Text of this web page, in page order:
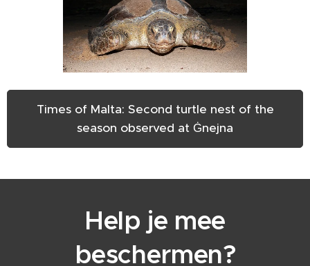
Times of Malta: Second turtle nest of the
season observed at Ġnejna
Help je mee
beschermen?